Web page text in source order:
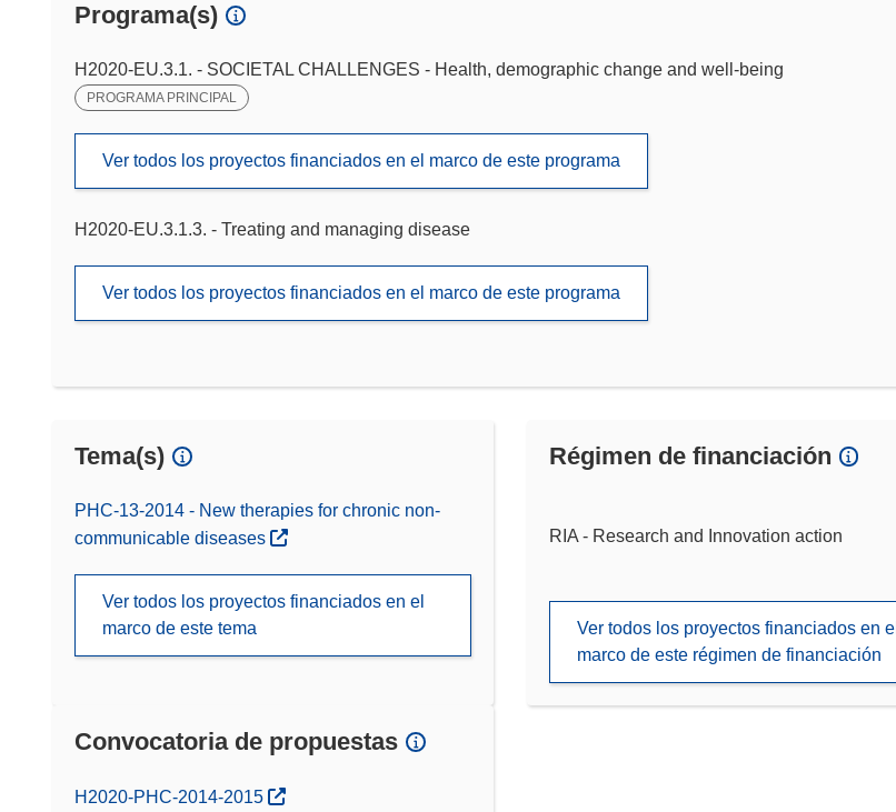
Programa(s)
H2020-EU.3.1. - SOCIETAL CHALLENGES - Health, demographic change and well-being
PROGRAMA PRINCIPAL
Ver todos los proyectos financiados en el marco de este programa
H2020-EU.3.1.3. - Treating and managing disease
Ver todos los proyectos financiados en el marco de este programa
Tema(s)
PHC-13-2014 - New therapies for chronic non-
communicable diseases
Ver todos los proyectos financiados en el
marco de este tema
Régimen de financiación
RIA - Research and Innovation action
Ver todos los proyectos financiados en el
marco de este régimen de financiación
Convocatoria de propuestas
(se abrirá en una nueva ventana)
H2020-PHC-2014-2015